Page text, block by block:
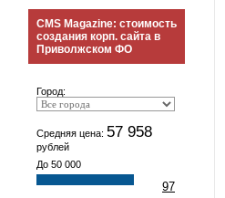
CMS Magazine: стоимость
создания корп. сайта в
Приволжском ФО
Город:
Средняя цена: 57 958
рублей
До 50 000
97